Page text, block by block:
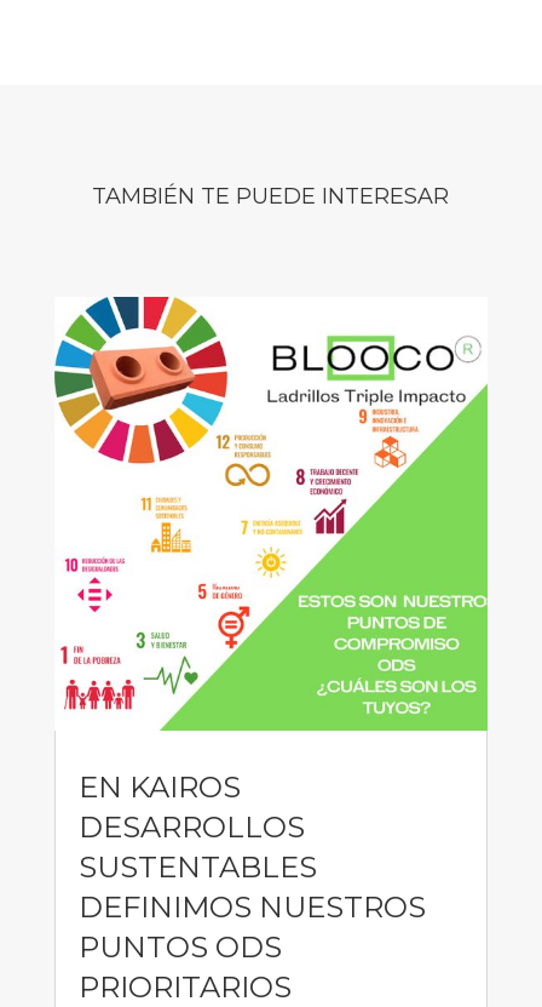
TAMBIÉN TE PUEDE INTERESAR
EN KAIROS
DESARROLLOS
SUSTENTABLES
DEFINIMOS NUESTROS
PUNTOS ODS
PRIORITARIOS